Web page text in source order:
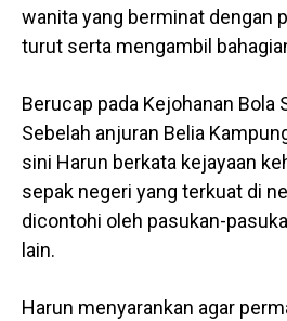
wanita yang berminat dengan
turut serta mengambil
Berucap pada Kejohanan Bola
Sebelah anjuran Belia
sini Harun berkata kejayaan
sepak negeri yang terkuat di
dicontohi oleh pasukan-
lain.
Harun menyarankan agar